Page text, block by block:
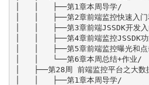
│   │   ├──第1章本周导学/
│   │   ├──第2章前端监控快速入
│   │   ├──第3章前端JSSDK开发
│   │   ├──第4章前端监控JSSDK
│   │   ├──第5章前端监控曝光和
│   │   └──第6章本周总结+作业/
│   ├──第28周 前端监控平台之大数
│   │   ├──第1章本周导学/